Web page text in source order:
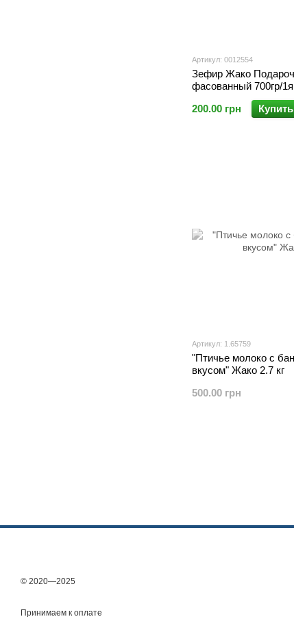
Артикул: 0012554
Зефир Жако
фасованный 700гр/
200.00 грн
Купить
Артикул: 1.65759
"Птичье молоко с
вкусом" Жако 2.7 кг
500.00 грн
© 2020—2025
Принимаем к оплате